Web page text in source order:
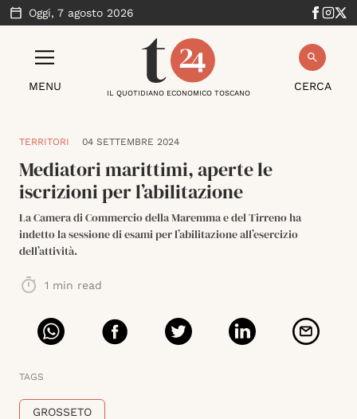
Oggi, 7 agosto 2026
MENU CERCA
IL QUOTIDIANO ECONOMICO TOSCANO
TERRITORI 04 SETTEMBRE 2024
Mediatori marittimi, aperte le
iscrizioni per l’abilitazione
La Camera di Commercio della Maremma e del Tirreno ha
indetto la sessione di esami per l’abilitazione all’esercizio
dell’attività.
1 min read
TAGS
GROSSETO